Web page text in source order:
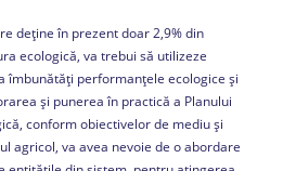
deține în prezent doar 2,9% din
ecologică, va trebui să utilizeze
îmbunătăți performanțele ecologice și
și punerea în practică a Planului
conform obiectivelor de mediu și
agricol, va avea nevoie de o abordare